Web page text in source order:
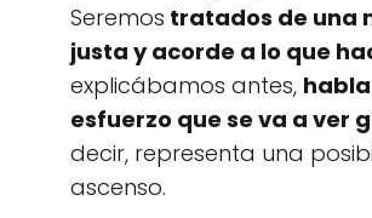
Seremos tratados de una
justa y acorde a lo que
explicábamos antes,
esfuerzo que se va a ver
decir, representa una
ascenso.